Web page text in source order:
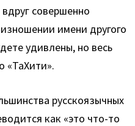
совершенно
имени другого
удивлены, но весь
«ТаХити».
русскоязычных
как «это что-то